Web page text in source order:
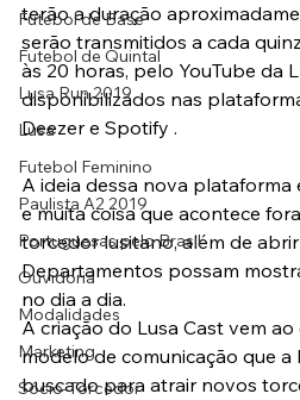
Futebol de Base
Futebol de Quintal
Lusa Run 2019
Lusa
Futebol Feminino
Paulista A2 2019
Portuguesas pelo Brasil
Ouvidoria
Modalidades
Marketing
Sócio-Torcedor
terão a duração
serão transmitidos a cada
às 20 horas, pelo YouTube da
disponibilizados nas
Deezer e Spotify .
A ideia dessa nova
e muita coisa que acontece
torcedor lusitano, além de
Departamentos possam
no dia a dia.
A criação do Lusa Cast vem
modelo de comunicação que a
buscado para atrair novos